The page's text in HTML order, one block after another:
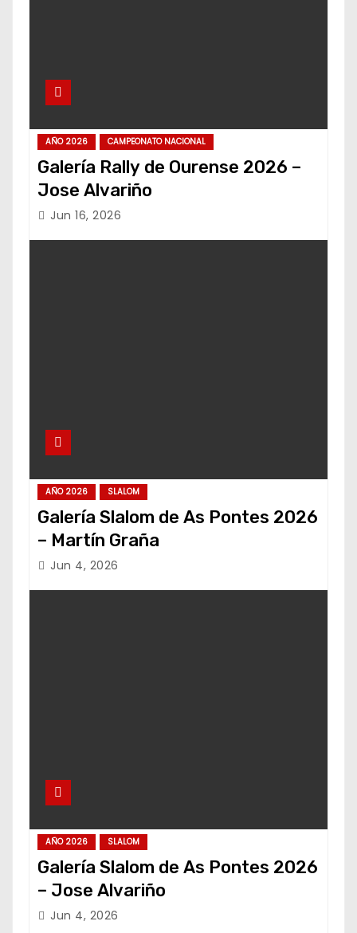
AÑO 2026 CAMPEONATO NACIONAL
Galería Rally de Ourense 2026 –
Jose Alvariño
Jun 16, 2026
AÑO 2026 SLALOM
Galería Slalom de As Pontes 2026
– Martín Graña
Jun 4, 2026
AÑO 2026 SLALOM
Galería Slalom de As Pontes 2026
– Jose Alvariño
Jun 4, 2026